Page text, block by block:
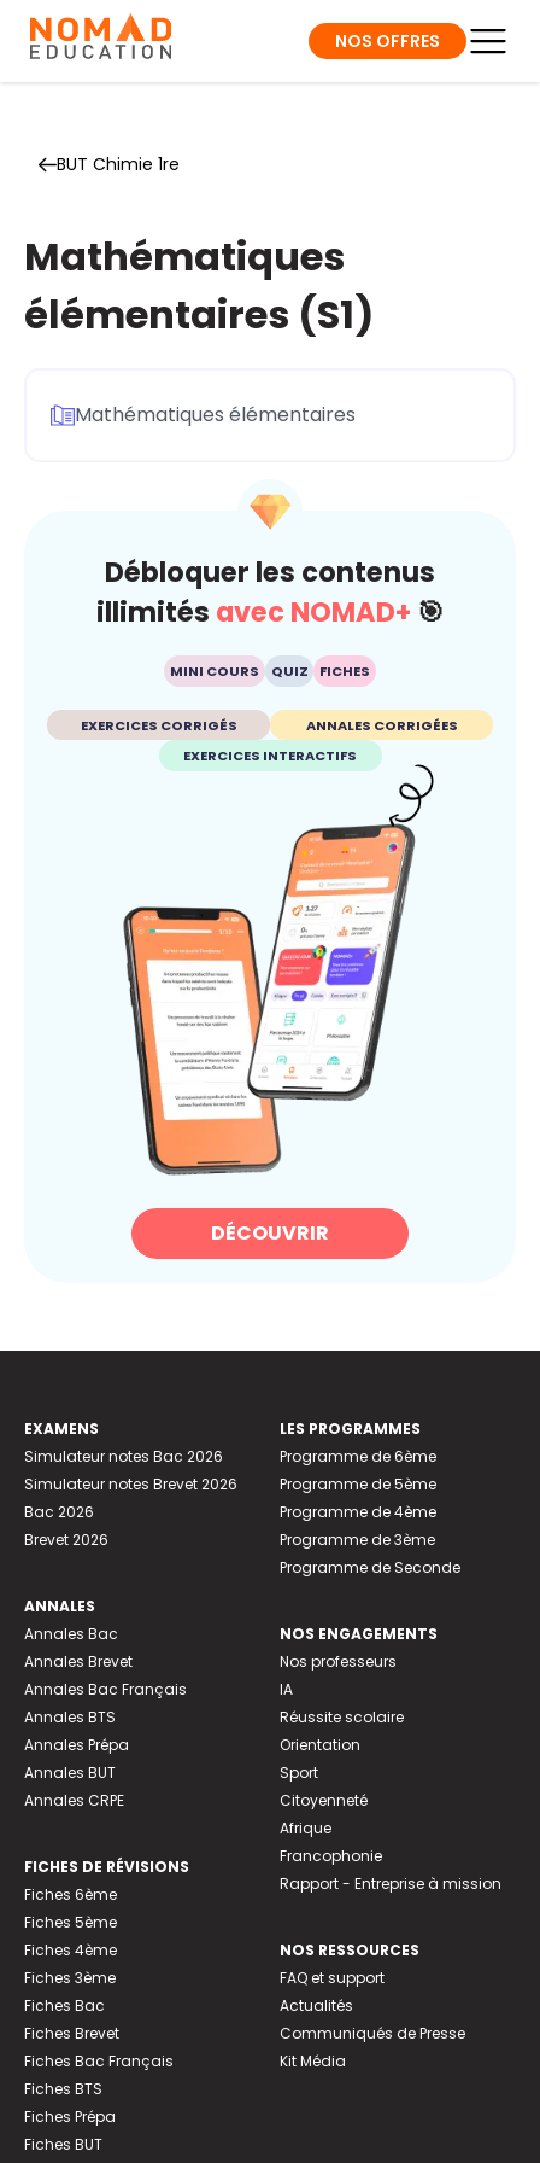
NOS OFFRES
BUT Chimie 1re
Mathématiques
élémentaires (S1)
Mathématiques élémentaires
Débloquer les contenus
illimités avec NOMAD+ 🎯
MINI COURS QUIZ FICHES
EXERCICES CORRIGÉS
ANNALES CORRIGÉES
EXERCICES INTERACTIFS
DÉCOUVRIR
EXAMENS
Simulateur notes Bac 2026
Simulateur notes Brevet 2026
Bac 2026
Brevet 2026
ANNALES
Annales Bac
Annales Brevet
Annales Bac Français
Annales BTS
Annales Prépa
Annales BUT
Annales CRPE
FICHES DE RÉVISIONS
Fiches 6ème
Fiches 5ème
Fiches 4ème
Fiches 3ème
Fiches Bac
Fiches Brevet
Fiches Bac Français
Fiches BTS
Fiches Prépa
Fiches BUT
LES PROGRAMMES
Programme de 6ème
Programme de 5ème
Programme de 4ème
Programme de 3ème
Programme de Seconde
NOS ENGAGEMENTS
Nos professeurs
IA
Réussite scolaire
Orientation
Sport
Citoyenneté
Afrique
Francophonie
Rapport - Entreprise à mission
NOS RESSOURCES
FAQ et support
Actualités
Communiqués de Presse
Kit Média